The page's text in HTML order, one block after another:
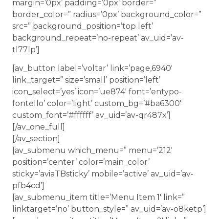
margin=’0px’ padding=’0px’ border=”
border_color=” radius=’0px’ background_color=”
src=” background_position=’top left’
background_repeat=’no-repeat’ av_uid=’av-
tl77lp’]
[av_button label=’voltar’ link=’page,6940′
link_target=” size=’small’ position=’left’
icon_select=’yes’ icon=’ue874′ font=’entypo-
fontello’ color=’light’ custom_bg=’#ba6300′
custom_font=’#ffffff’ av_uid=’av-qr487x’]
[/av_one_full]
[/av_section]
[av_submenu which_menu=” menu=’212′
position=’center’ color=’main_color’
sticky=’aviaTBsticky’ mobile=’active’ av_uid=’av-
pfb4cd’]
[av_submenu_item title=’Menu Item 1′ link=”
linktarget=’no’ button_style=” av_uid=’av-o8ketp’]